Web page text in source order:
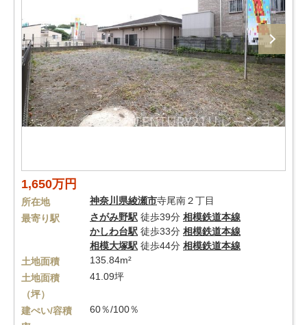
1,650万円
所在地 神奈川県綾瀬市寺尾南２丁目
最寄り駅
さがみ野駅 徒歩39分 相模鉄道本線
かしわ台駅 徒歩33分 相模鉄道本線
相模大塚駅 徒歩44分 相模鉄道本線
土地面積
135.84m²
土地面積
（坪）
41.09坪
建ぺい/容積
60％/100％